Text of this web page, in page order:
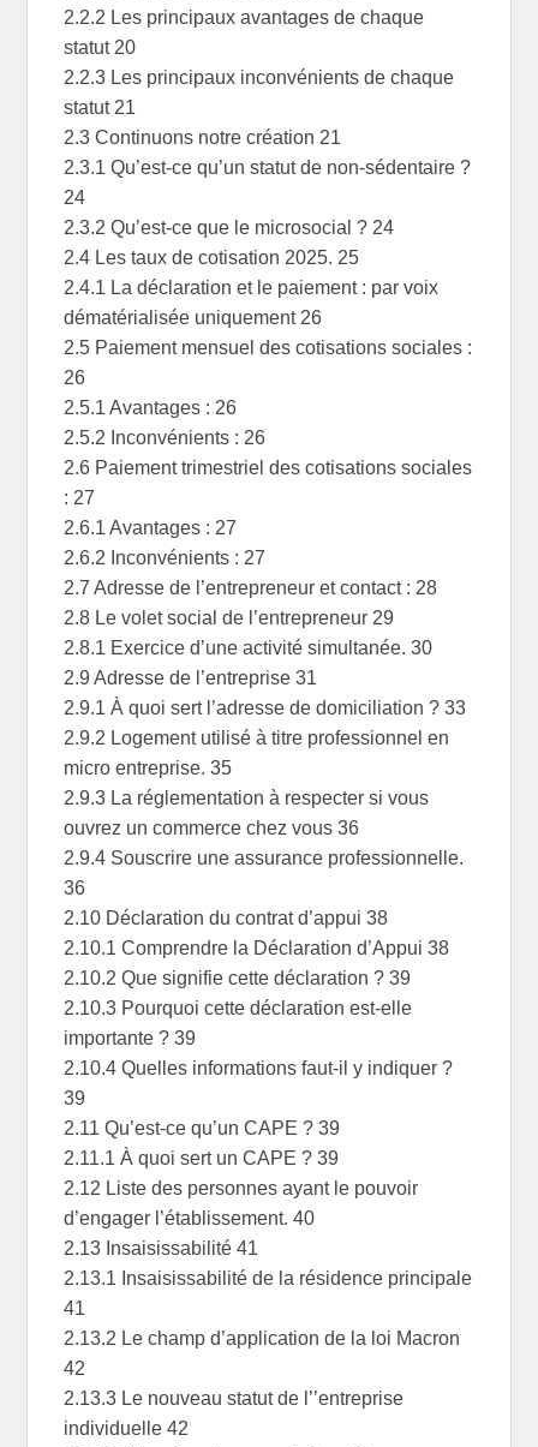
2.2.2 Les principaux avantages de chaque
statut 20
2.2.3 Les principaux inconvénients de chaque
statut 21
2.3 Continuons notre création 21
2.3.1 Qu’est-ce qu’un statut de non-sédentaire ?
24
2.3.2 Qu’est-ce que le microsocial ? 24
2.4 Les taux de cotisation 2025. 25
2.4.1 La déclaration et le paiement : par voix
dématérialisée uniquement 26
2.5 Paiement mensuel des cotisations sociales :
26
2.5.1 Avantages : 26
2.5.2 Inconvénients : 26
2.6 Paiement trimestriel des cotisations sociales
: 27
2.6.1 Avantages : 27
2.6.2 Inconvénients : 27
2.7 Adresse de l’entrepreneur et contact : 28
2.8 Le volet social de l’entrepreneur 29
2.8.1 Exercice d’une activité simultanée. 30
2.9 Adresse de l’entreprise 31
2.9.1 À quoi sert l’adresse de domiciliation ? 33
2.9.2 Logement utilisé à titre professionnel en
micro entreprise. 35
2.9.3 La réglementation à respecter si vous
ouvrez un commerce chez vous 36
2.9.4 Souscrire une assurance professionnelle.
36
2.10 Déclaration du contrat d’appui 38
2.10.1 Comprendre la Déclaration d’Appui 38
2.10.2 Que signifie cette déclaration ? 39
2.10.3 Pourquoi cette déclaration est-elle
importante ? 39
2.10.4 Quelles informations faut-il y indiquer ?
39
2.11 Qu’est-ce qu’un CAPE ? 39
2.11.1 À quoi sert un CAPE ? 39
2.12 Liste des personnes ayant le pouvoir
d’engager l’établissement. 40
2.13 Insaisissabilité 41
2.13.1 Insaisissabilité de la résidence principale
41
2.13.2 Le champ d’application de la loi Macron
42
2.13.3 Le nouveau statut de l’’entreprise
individuelle 42